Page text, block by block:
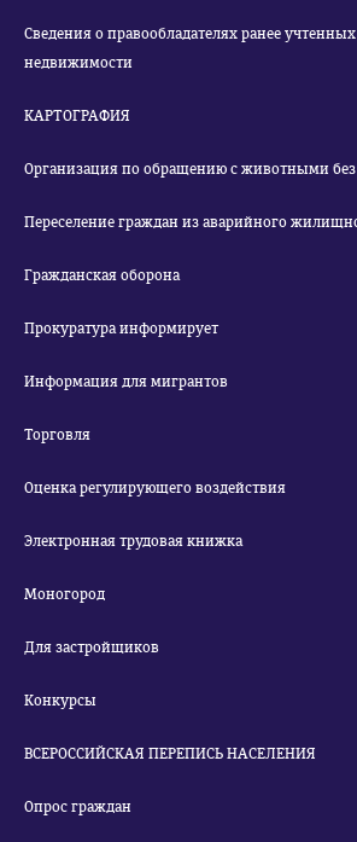
Сведения о правообладателях ранее
недвижимости
КАРТОГРАФИЯ
Организация по обращению с животными без
Переселение граждан из аварийного
Гражданская оборона
Прокуратура информирует
Информация для мигрантов
Торговля
Оценка регулирующего воздействия
Электронная трудовая книжка
Моногород
Для застройщиков
Конкурсы
ВСЕРОССИЙСКАЯ ПЕРЕПИСЬ НАСЕЛЕНИЯ
Опрос граждан